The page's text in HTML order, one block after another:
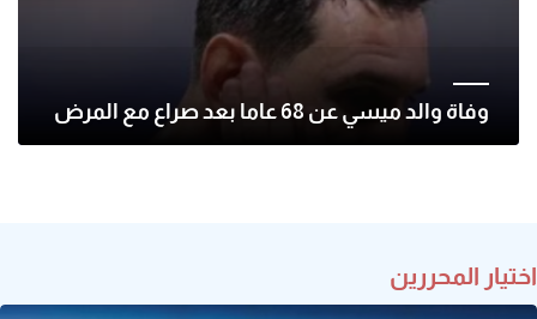
وفاة والد ميسي عن 68 عاما بعد صراع مع المرض
اختيار المحررين